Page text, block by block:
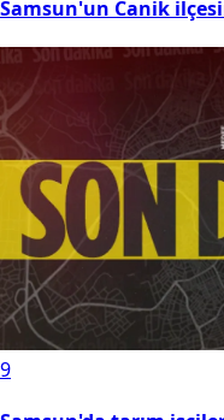
Samsun'un Canik
9